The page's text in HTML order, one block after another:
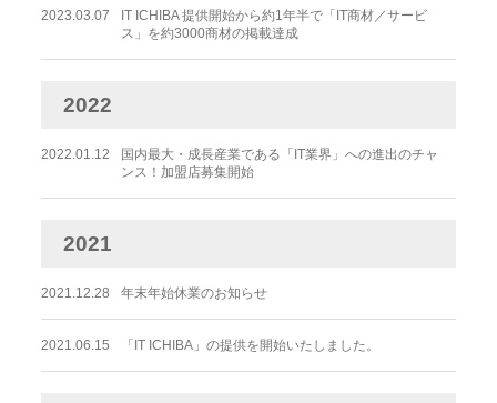
2023.03.07
IT ICHIBA 提供開始から約1年半で「IT商材／サービ
ス」を約3000商材の掲載達成
2022
2022.01.12
国内最大・成長産業である「IT業界」への進出のチャ
ンス！加盟店募集開始
2021
2021.12.28 年末年始休業のお知らせ
2021.06.15 「IT ICHIBA」の提供を開始いたしました。